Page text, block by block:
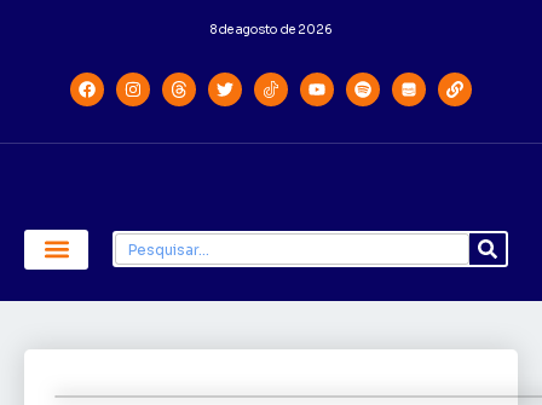
8 de agosto de 2026